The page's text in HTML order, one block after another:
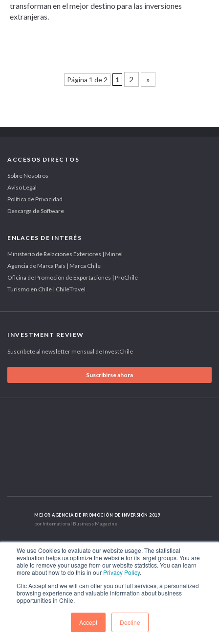
We use Cookies to evaluate our website usage. The statistical
evaluation helps us optimize the website for its target groups. You are
able to remove your usage from our website statistics. You can learn
more about how to do this in our Privacy Policy.
Clic Accept and we will can offer you our full services, a personalized
browsing experience and valuable information about business
opportunities in Chile.
Accept Decline
transforman en el mejor destino para las inversiones
extranjeras.
Página 1 de 2 1 2 »
ACCESOS DIRECTOS
Sobre Nosotros
Aviso Legal
Política de Privacidad
Descarga de Software
ENLACES DE INTERÉS
Ministerio de Relaciones Exteriores | Minrel
Agencia de Marca País | Marca Chile
Oficina de Promoción de Exportaciones | ProChile
Turismo en Chile | ChileTravel
INVESTMENT REVIEW
Suscríbete al newsletter mensual de InvestChile
Suscribirse ahora
MEJOR AGENCIA DE PROMOCIÓN DE INVERSIÓN 2019
por International Business Magazine
MEJOR AGENCIA DE PROMOCIÓN DE INVERSIÓN EN SUDAMÉRICA
2019 - 2022; 2024; 2025
CASO DE ÉXITO INTERNACIONAL 2021
HubSpot International
Av. Libertador Bernardo O'Higgins 1449, Torre 7, Piso 15. Santiago, Chile.
Teléfono: (56-2) 2663 9211